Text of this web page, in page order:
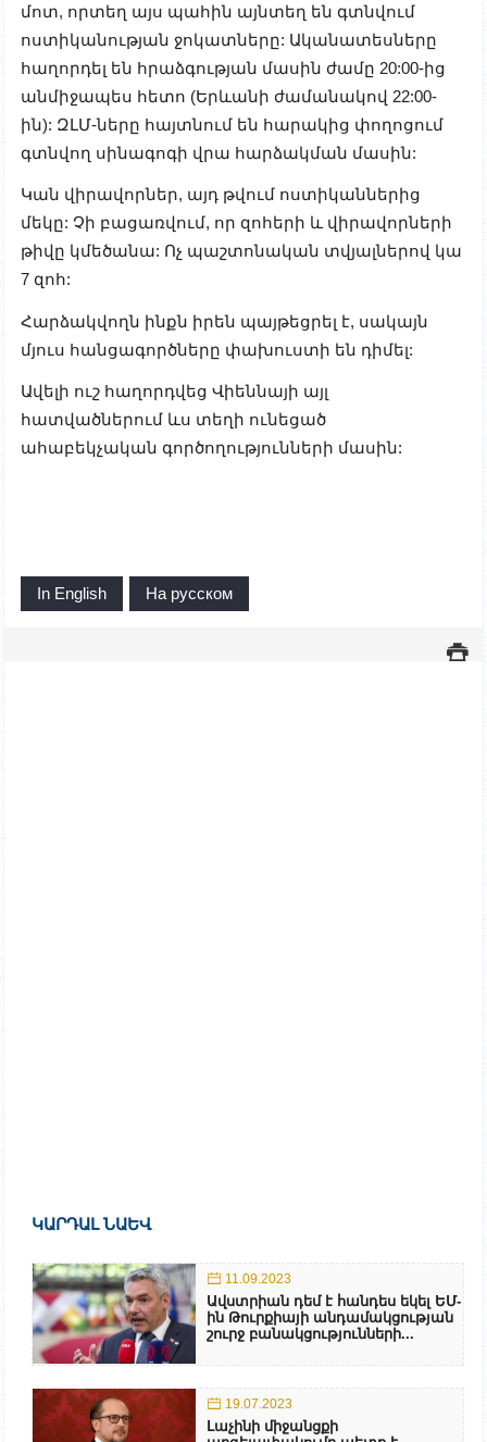
մոտ, որտեղ այս պահին այնտեղ են գտնվում
ոստիկանության ջոկատները: Ականատեսները
հաղորդել են հրաձգության մասին ժամը 20:00-ից
անմիջապես հետո (Երևանի ժամանակով 22:00-
ին): ԶԼՄ-ները հայտնում են հարակից փողոցում
գտնվող սինագոգի վրա հարձակման մասին:
Կան վիրավորներ, այդ թվում ոստիկաններից
մեկը: Չի բացառվում, որ զոհերի և վիրավորների
թիվը կմեծանա: Ոչ պաշտոնական տվյալներով կա
7 զոհ:
Հարձակվողն ինքն իրեն պայթեցրել է, սակայն
մյուս հանցագործները փախուստի են դիմել:
Ավելի ուշ հաղորդվեց Վիեննայի այլ
հատվածներում ևս տեղի ունեցած
ահաբեկչական գործողությունների մասին:
In English На русском
ԿԱՐԴԱԼ ՆԱԵՎ
11.09.2023
Ավստրիան դեմ է հանդես եկել ԵՄ-
ին Թուրքիայի անդամակցության
շուրջ բանակցությունների...
19.07.2023
Լաչինի միջանցքի